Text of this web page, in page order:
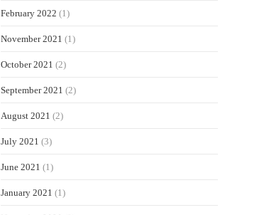
February 2022 (1)
November 2021 (1)
October 2021 (2)
September 2021 (2)
August 2021 (2)
July 2021 (3)
June 2021 (1)
January 2021 (1)